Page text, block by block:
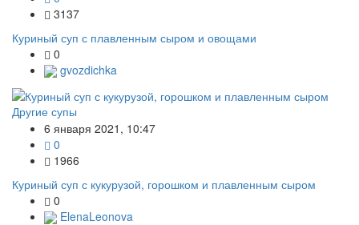
3137
Куриный суп с плавленным сыром и овощами
0
gvozdichka
Другие супы
6 января 2021, 10:47
0
1966
Куриный суп с кукурузой, горошком и плавленным сыром
0
ElenaLeonova